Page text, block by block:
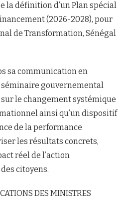
la définition d’un Plan spécial
(2026-2028), pour
de Transformation, Sénégal
sa communication en
gouvernemental
le changement systémique
ainsi qu’un dispositif
de la performance
les résultats concrets,
réel de l’action
citoyens.
DES MINISTRES